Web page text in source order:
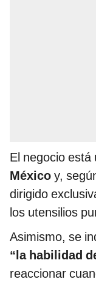
El negocio está
México y,
dirigido
los utensilios
Asimismo, se
“la habilidad
reaccionar